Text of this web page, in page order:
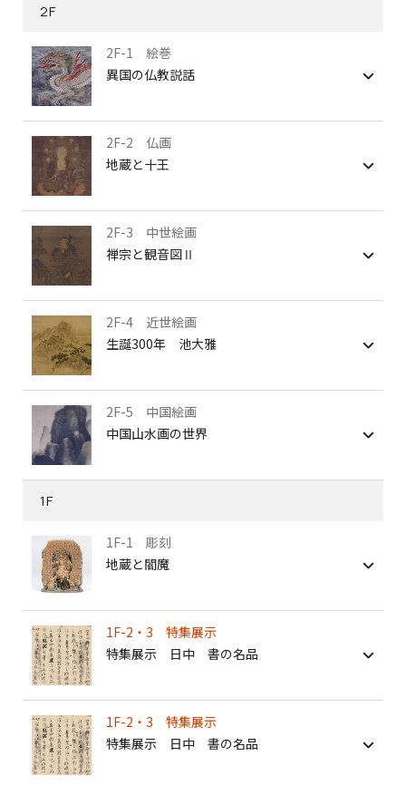
2F
2F-1 絵巻
異国の仏教説話
2F-2 仏画
地蔵と十王
2F-3 中世絵画
禅宗と観音図Ⅱ
2F-4 近世絵画
生誕300年 池大雅
2F-5 中国絵画
中国山水画の世界
1F
1F-1 彫刻
地蔵と閻魔
1F-2・3 特集展示
特集展示 日中 書の名品
1F-2・3 特集展示
特集展示 日中 書の名品